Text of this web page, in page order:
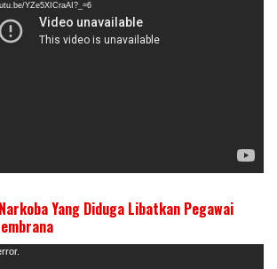
YZe5XICraAI?_=6
Yang Diduga Libatkan Pegawai